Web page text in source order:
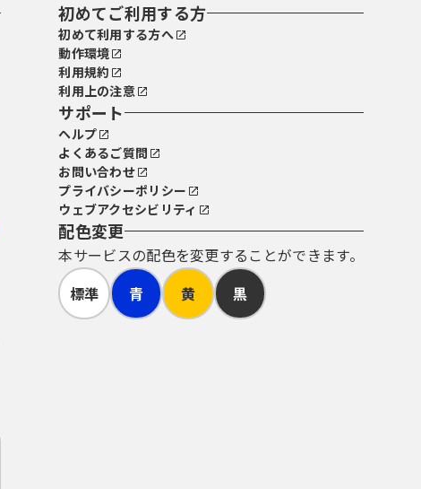
初めてご利用する方
初めて利用する方へ
動作環境
利用規約
利用上の注意
サポート
ヘルプ
よくあるご質問
お問い合わせ
プライバシーポリシー
ウェブアクセシビリティ
配色変更
本サービスの配色を変更することができます。
標準
青 黄 黒